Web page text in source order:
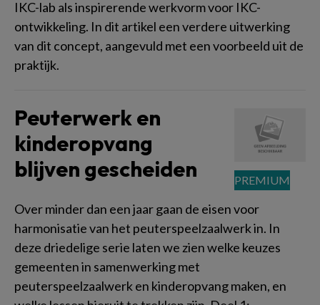
IKC-lab als inspirerende werkvorm voor IKC-
ontwikkeling. In dit artikel een verdere uitwerking
van dit concept, aangevuld met een voorbeeld uit de
praktijk.
Peuterwerk en
kinderopvang
blijven gescheiden
Over minder dan een jaar gaan de eisen voor
harmonisatie van het peuterspeelzaalwerk in. In
deze driedelige serie laten we zien welke keuzes
gemeenten in samenwerking met
peuterspeelzaalwerk en kinderopvang maken, en